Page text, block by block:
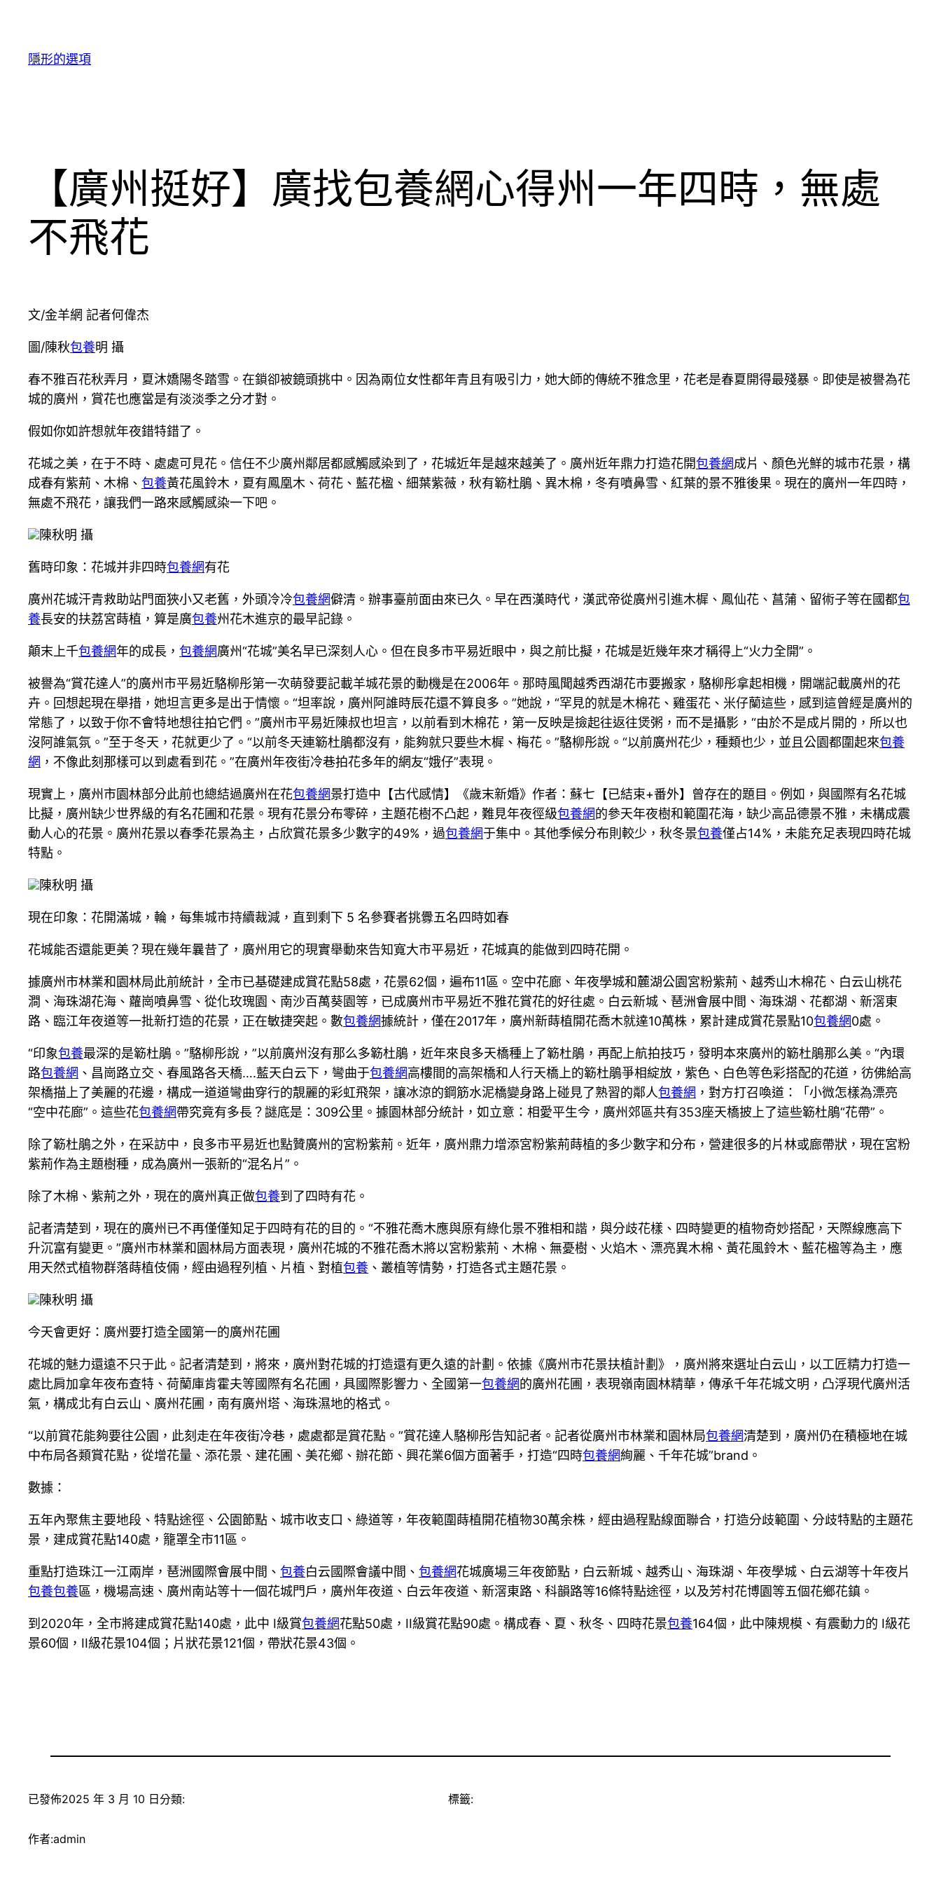
隱形的選項
【廣州挺好】廣找包養網心得州一年四時，無處
不飛花
文/金羊網 記者何偉杰
圖/陳秋包養明 攝
春不雅百花秋弄月，夏沐嬌陽冬踏雪。在鎖卻被鏡頭挑中。因為兩位女性都年青且有吸引力，她大師的傳統不雅念里，花老是春夏開得最殘暴。即使是被譽為花
城的廣州，賞花也應當是有淡淡季之分才對。
假如你如許想就年夜錯特錯了。
花城之美，在于不時、處處可見花。信任不少廣州鄰居都感觸感染到了，花城近年是越來越美了。廣州近年鼎力打造花開包養網成片、顏色光鮮的城市花景，構
成春有紫荊、木棉、 包養黃花風鈴木，夏有鳳凰木、荷花、藍花楹、細葉紫薇，秋有簕杜鵑、異木棉，冬有噴鼻雪、紅葉的景不雅後果。現在的廣州一年四時，
無處不飛花，讓我們一路來感觸感染一下吧。
陳秋明 攝
舊時印象：花城并非四時包養網有花
廣州花城汗青救助站門面狹小又老舊，外頭冷冷包養網僻清。辦事臺前面由來已久。早在西漢時代，漢武帝從廣州引進木樨、鳳仙花、菖蒲、留術子等在國都包
養長安的扶荔宮蒔植，算是廣包養州花木進京的最早記錄。
顛末上千包養網年的成長， 包養網廣州“花城”美名早已深刻人心。但在良多市平易近眼中，與之前比擬，花城是近幾年來才稱得上“火力全開”。
被譽為“賞花達人”的廣州市平易近駱柳彤第一次萌發要記載羊城花景的動機是在2006年。那時風聞越秀西湖花市要搬家，駱柳彤拿起相機，開端記載廣州的花
卉。回想起現在舉措，她坦言更多是出于情懷。“坦率說，廣州阿誰時辰花還不算良多。”她說，“罕見的就是木棉花、雞蛋花、米仔蘭這些，感到這曾經是廣州的
常態了，以致于你不會特地想往拍它們。”廣州市平易近陳叔也坦言，以前看到木棉花，第一反映是撿起往返往煲粥，而不是攝影，“由於不是成片開的，所以也
沒阿誰氣氛。”至于冬天，花就更少了。“以前冬天連簕杜鵑都沒有，能夠就只要些木樨、梅花。”駱柳彤說。“以前廣州花少，種類也少，並且公園都圍起來包養
網 ，不像此刻那樣可以到處看到花。”在廣州年夜街冷巷拍花多年的網友“娥仔”表現。
現實上，廣州市園林部分此前也總結過廣州在花包養網景打造中【古代感情】《歲末新婚》作者：蘇七【已結束+番外】曾存在的題目。例如，與國際有名花城
比擬，廣州缺少世界級的有名花圃和花景。現有花景分布零碎，主題花樹不凸起，難見年夜徑級包養網的參天年夜樹和範圍花海，缺少高品德景不雅，未構成震
動人心的花景。廣州花景以春季花景為主，占欣賞花景多少數字的49%，過包養網于集中。其他季候分布則較少，秋冬景包養僅占14%，未能充足表現四時花城
特點。
陳秋明 攝
現在印象：花開滿城，輪，每集城市持續裁減，直到剩下 5 名參賽者挑釁五名四時如春
花城能否還能更美？現在幾年曩昔了，廣州用它的現實舉動來告知寬大市平易近，花城真的能做到四時花開。
據廣州市林業和園林局此前統計，全市已基礎建成賞花點58處，花景62個，遍布11區。空中花廊、年夜學城和麓湖公園宮粉紫荊、越秀山木棉花、白云山桃花
澗、海珠湖花海、蘿崗噴鼻雪、從化玫瑰園、南沙百萬葵園等，已成廣州市平易近不雅花賞花的好往處。白云新城、琶洲會展中間、海珠湖、花都湖、新滘東
路、臨江年夜道等一批新打造的花景，正在敏捷突起。數包養網據統計，僅在2017年，廣州新蒔植開花喬木就達10萬株，累計建成賞花景點10包養網0處。
“印象包養最深的是簕杜鵑。”駱柳彤說，”以前廣州沒有那么多簕杜鵑，近年來良多天橋種上了簕杜鵑，再配上航拍技巧，發明本來廣州的簕杜鵑那么美。“內環
路包養網 、昌崗路立交、春風路各天橋….藍天白云下，彎曲于包養網高樓間的高架橋和人行天橋上的簕杜鵑爭相綻放，紫色、白色等色彩搭配的花道，彷佛給高
架橋描上了美麗的花邊，構成一道道彎曲穿行的靚麗的彩虹飛架，讓冰涼的鋼筋水泥橋變身路上碰見了熟習的鄰人包養網 ，對方打召喚道：「小微怎樣為漂亮
“空中花廊”。這些花包養網帶究竟有多長？謎底是：309公里。據園林部分統計，如立意：相愛平生今，廣州郊區共有353座天橋披上了這些簕杜鵑“花帶”。
除了簕杜鵑之外，在采訪中，良多市平易近也點贊廣州的宮粉紫荊。近年，廣州鼎力增添宮粉紫荊蒔植的多少數字和分布，營建很多的片林或廊帶狀，現在宮粉
紫荊作為主題樹種，成為廣州一張新的“混名片”。
除了木棉、紫荊之外，現在的廣州真正做包養到了四時有花。
記者清楚到，現在的廣州已不再僅僅知足于四時有花的目的。“不雅花喬木應與原有綠化景不雅相和諧，與分歧花樣、四時變更的植物奇妙搭配，天際線應高下
升沉富有變更。”廣州市林業和園林局方面表現，廣州花城的不雅花喬木將以宮粉紫荊、木棉、無憂樹、火焰木、漂亮異木棉、黃花風鈴木、藍花楹等為主，應
用天然式植物群落蒔植伎倆，經由過程列植、片植、對植包養 、叢植等情勢，打造各式主題花景。
陳秋明 攝
今天會更好：廣州要打造全國第一的廣州花圃
花城的魅力還遠不只于此。記者清楚到，將來，廣州對花城的打造還有更久遠的計劃。依據《廣州市花景扶植計劃》，廣州將來選址白云山，以工匠精力打造一
處比肩加拿年夜布查特、荷蘭庫肯霍夫等國際有名花圃，具國際影響力、全國第一包養網的廣州花圃，表現嶺南園林精華，傳承千年花城文明，凸浮現代廣州活
氣，構成北有白云山、廣州花圃，南有廣州塔、海珠濕地的格式。
“以前賞花能夠要往公園，此刻走在年夜街冷巷，處處都是賞花點。”賞花達人駱柳彤告知記者。記者從廣州市林業和園林局包養網清楚到，廣州仍在積極地在城
中布局各類賞花點，從增花量、添花景、建花圃、美花鄉、辦花節、興花業6個方面著手，打造“四時包養網絢麗、千年花城”brand。
數據：
五年內聚焦主要地段、特點途徑、公園節點、城市收支口、綠道等，年夜範圍蒔植開花植物30萬余株，經由過程點線面聯合，打造分歧範圍、分歧特點的主題花
景，建成賞花點140處，籠罩全市11區。
重點打造珠江一江兩岸，琶洲國際會展中間、 包養白云國際會議中間、 包養網花城廣場三年夜節點，白云新城、越秀山、海珠湖、年夜學城、白云湖等十年夜片
包養包養區，機場高速、廣州南站等十一個花城門戶，廣州年夜道、白云年夜道、新滘東路、科韻路等16條特點途徑，以及芳村花博園等五個花鄉花鎮。
到2020年，全市將建成賞花點140處，此中 I級賞包養網花點50處，II級賞花點90處。構成春、夏、秋冬、四時花景包養164個，此中陳規模、有震動力的 I級花
景60個，II級花景104個；片狀花景121個，帶狀花景43個。
已發佈2025 年 3 月 10 日 分類:
作者:admin
標籤: